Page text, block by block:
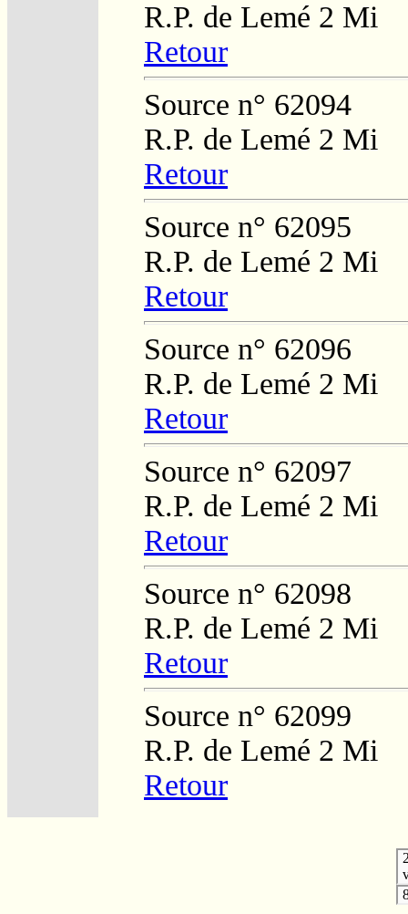
R.P. de Lemé 2 Mi
Retour
Source n° 62094
R.P. de Lemé 2 Mi
Retour
Source n° 62095
R.P. de Lemé 2 Mi
Retour
Source n° 62096
R.P. de Lemé 2 Mi
Retour
Source n° 62097
R.P. de Lemé 2 Mi
Retour
Source n° 62098
R.P. de Lemé 2 Mi
Retour
Source n° 62099
R.P. de Lemé 2 Mi
Retour